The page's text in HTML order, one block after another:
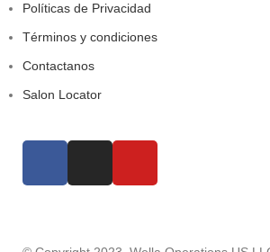
Políticas de Privacidad
Términos y condiciones
Contactanos
Salon Locator